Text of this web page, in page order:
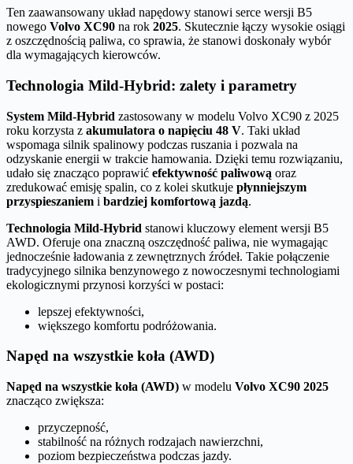
Ten zaawansowany układ napędowy stanowi serce wersji B5
nowego Volvo XC90 na rok 2025. Skutecznie łączy wysokie osiągi
z oszczędnością paliwa, co sprawia, że stanowi doskonały wybór
dla wymagających kierowców.
Technologia Mild-Hybrid: zalety i parametry
System Mild-Hybrid zastosowany w modelu Volvo XC90 z 2025
roku korzysta z akumulatora o napięciu 48 V. Taki układ
wspomaga silnik spalinowy podczas ruszania i pozwala na
odzyskanie energii w trakcie hamowania. Dzięki temu rozwiązaniu,
udało się znacząco poprawić efektywność paliwową oraz
zredukować emisję spalin, co z kolei skutkuje płynniejszym
przyspieszaniem i bardziej komfortową jazdą.
Technologia Mild-Hybrid stanowi kluczowy element wersji B5
AWD. Oferuje ona znaczną oszczędność paliwa, nie wymagając
jednocześnie ładowania z zewnętrznych źródeł. Takie połączenie
tradycyjnego silnika benzynowego z nowoczesnymi technologiami
ekologicznymi przynosi korzyści w postaci:
lepszej efektywności,
większego komfortu podróżowania.
Napęd na wszystkie koła (AWD)
Napęd na wszystkie koła (AWD) w modelu Volvo XC90 2025
znacząco zwiększa:
przyczepność,
stabilność na różnych rodzajach nawierzchni,
poziom bezpieczeństwa podczas jazdy.